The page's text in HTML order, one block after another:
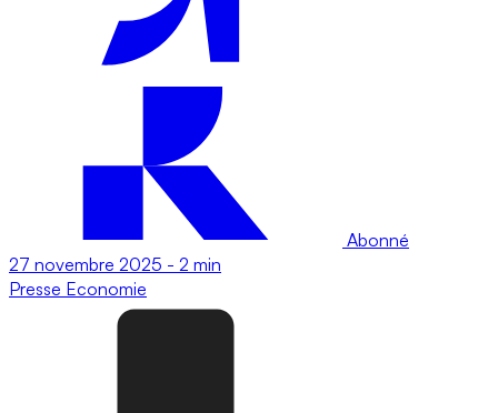
Abonné
27 novembre 2025 - 2 min
Presse Economie